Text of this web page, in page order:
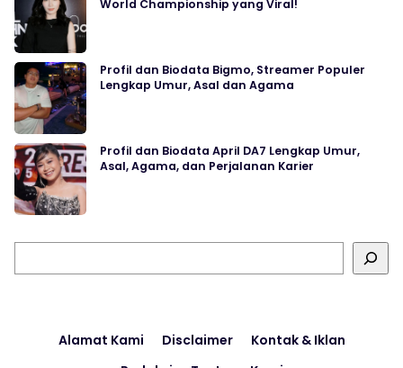
World Championship yang Viral!
Profil dan Biodata Bigmo, Streamer Populer
Lengkap Umur, Asal dan Agama
Profil dan Biodata April DA7 Lengkap Umur,
Asal, Agama, dan Perjalanan Karier
Alamat Kami Disclaimer
Kontak & Iklan